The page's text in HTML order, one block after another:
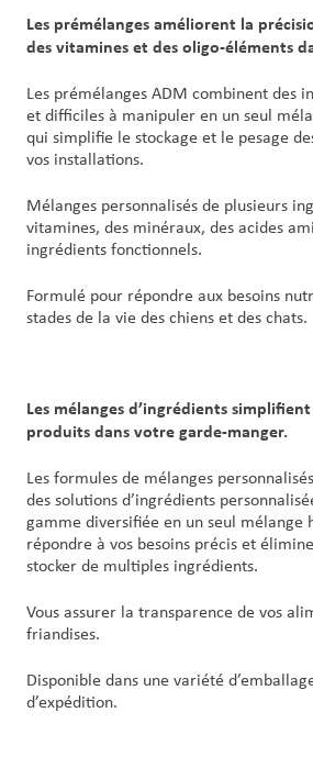
Les prémélanges améliorent la
des vitamines et des oligo-éléments
Les prémélanges ADM combinent des
et difficiles à manipuler en un seul
qui simplifie le stockage et le pesage
vos installations.
Mélanges personnalisés de plusieurs
vitamines, des minéraux, des acides
ingrédients fonctionnels.
Formulé pour répondre aux besoins
stades de la vie des chiens et des chats.
Les mélanges d’ingrédients
produits dans votre garde-manger.
Les formules de mélanges
des solutions d’ingrédients
gamme diversifiée en un seul mélange
répondre à vos besoins précis et
stocker de multiples ingrédients.
Vous assurer la transparence de vos
friandises.
Disponible dans une variété
d’expédition.